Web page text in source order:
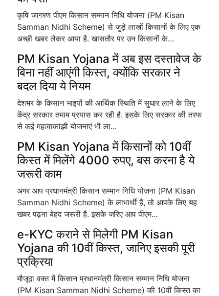
कृषि जागरण पीएम किसान सम्मान निधि योजना (PM Kisan
Samman Nidhi Scheme) से जुड़े लाखों किसानों के लिए एक
अच्छी खबर लेकर आया है. खासतौर पर उन किसानों के…
PM Kisan Yojana में अब इस दस्तावेज के
बिना नहीं आएंगी किस्त, क्योंकि सरकार ने
बदल दिया ये नियम
देशभर के किसान भाइयों की आर्थिक स्थिति में सुधार लाने के लिए
केंद्र सरकार तमाम प्रयास कर रही है. इसके लिए सरकार की तरफ
से कई महत्वाकांझी योजनाएं भी ला…
PM Kisan Yojana में किसानों को 10वीं
किस्त में मिलेंगे 4000 रुपए, बस करना है ये
जरूरी काम
अगर आप प्रधानमंत्री किसान सम्मान निधि योजना (PM Kisan
Samman Nidhi Scheme) के लाभार्थी हैं, तो आपके लिए यह
खबर पढ़ना बेहद जरूरी है. इसके जरिए आप पीएम…
e-KYC कराने से मिलेगी PM Kisan
Yojana की 10वीं किस्त, जानिए इसकी पूरी
प्रक्रिया
मौजूदा वक्त में किसान प्रधानमंत्री किसान सम्मान निधि योजना
(PM Kisan Samman Nidhi Scheme) की 10वीं किस्त का